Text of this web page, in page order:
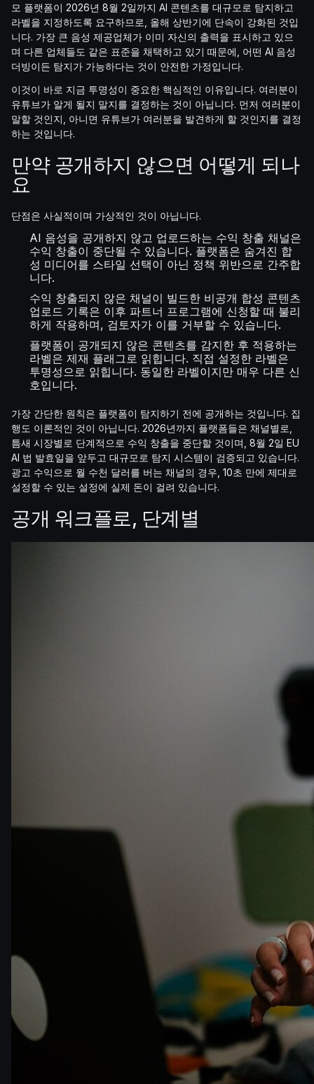
모 플랫폼이 2026년 8월 2일까지 AI 콘텐츠를 대규모로 탐지하고
라벨을 지정하도록 요구하므로, 올해 상반기에 단속이 강화된 것입
니다. 가장 큰 음성 제공업체가 이미 자신의 출력을 표시하고 있으
며 다른 업체들도 같은 표준을 채택하고 있기 때문에, 어떤 AI 음성
더빙이든 탐지가 가능하다는 것이 안전한 가정입니다.
이것이 바로 지금 투명성이 중요한 핵심적인 이유입니다. 여러분이
유튜브가 알게 될지 말지를 결정하는 것이 아닙니다. 먼저 여러분이
말할 것인지, 아니면 유튜브가 여러분을 발견하게 할 것인지를 결정
하는 것입니다.
만약 공개하지 않으면 어떻게 되나
요
단점은 사실적이며 가상적인 것이 아닙니다.
AI 음성을 공개하지 않고 업로드하는 수익 창출 채널은
수익 창출이 중단될 수 있습니다. 플랫폼은 숨겨진 합
성 미디어를 스타일 선택이 아닌 정책 위반으로 간주합
니다.
수익 창출되지 않은 채널이 빌드한 비공개 합성 콘텐츠
업로드 기록은 이후 파트너 프로그램에 신청할 때 불리
하게 작용하며, 검토자가 이를 거부할 수 있습니다.
플랫폼이 공개되지 않은 콘텐츠를 감지한 후 적용하는
라벨은 제재 플래그로 읽힙니다. 직접 설정한 라벨은
투명성으로 읽힙니다. 동일한 라벨이지만 매우 다른 신
호입니다.
가장 간단한 원칙은 플랫폼이 탐지하기 전에 공개하는 것입니다. 집
행도 이론적인 것이 아닙니다. 2026년까지 플랫폼들은 채널별로,
틈새 시장별로 단계적으로 수익 창출을 중단할 것이며, 8월 2일 EU
AI 법 발효일을 앞두고 대규모로 탐지 시스템이 검증되고 있습니다.
광고 수익으로 월 수천 달러를 버는 채널의 경우, 10초 만에 제대로
설정할 수 있는 설정에 실제 돈이 걸려 있습니다.
공개 워크플로, 단계별